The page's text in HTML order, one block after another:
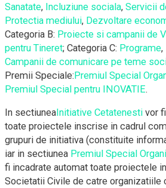
Sanatate, Incluziune sociala, Servicii
Protectia mediului, Dezvoltare
Categoria B: Proiecte si campanii de
pentru Tineret; Categoria C: Programe,
Campanii de comunicare pe teme
Premii Speciale:Premiul Special
Premiul Special pentru INOVATIE.
In sectiuneaInitiative Cetatenesti vor
toate proiectele inscrise in cadrul
grupuri de initiativa (constituite
iar in sectiunea Premiul Special
fi incadrate automat toate proiectele
Societatii Civile de catre organizatiile